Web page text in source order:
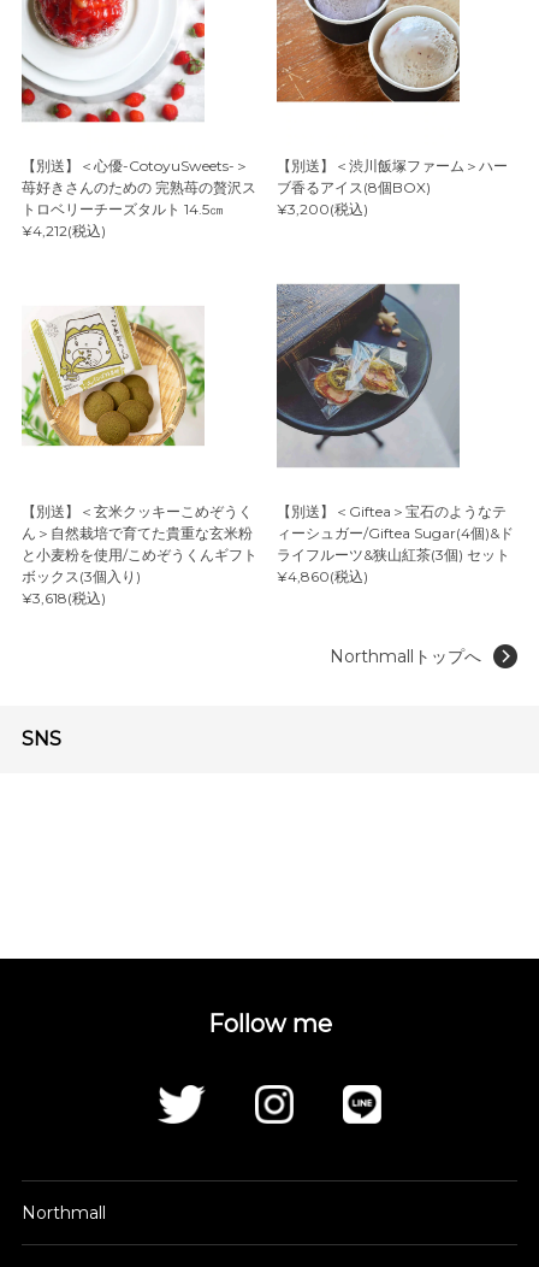
【別送】＜心優-CotoyuSweets-＞
苺好きさんのための 完熟苺の贅沢ス
トロベリーチーズタルト 14.5㎝
¥4,212(税込)
【別送】＜渋川飯塚ファーム＞ハー
ブ香るアイス(8個BOX)
¥3,200(税込)
【別送】＜玄米クッキーこめぞうく
ん＞自然栽培で育てた貴重な玄米粉
と小麦粉を使用/こめぞうくんギフト
ボックス(3個入り)
¥3,618(税込)
【別送】＜Giftea＞宝石のようなテ
ィーシュガー/Giftea Sugar(4個)&ド
ライフルーツ&狭山紅茶(3個) セット
¥4,860(税込)
Northmallトップへ
SNS
Follow me
Northmall